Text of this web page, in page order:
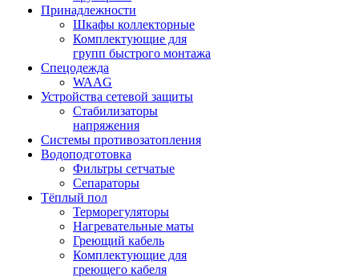
Принадлежности
Шкафы коллекторные
Комплектующие для
групп быстрого монтажа
Спецодежда
WAAG
Устройства сетевой защиты
Стабилизаторы
напряжения
Системы противозатопления
Водоподготовка
Фильтры сетчатые
Сепараторы
Тёплый пол
Терморегуляторы
Нагревательные маты
Греющий кабель
Комплектующие для
греющего кабеля